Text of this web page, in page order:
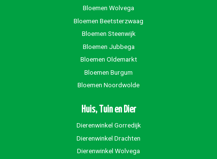
Bloemen Wolvega
Bloemen Beetsterzwaag
Bloemen Steenwijk
Bloemen Jubbega
Bloemen Oldemarkt
Bloemen Burgum
Bloemen Noordwolde
Huis, Tuin en Dier
Dierenwinkel Gorredijk
Dierenwinkel Drachten
Dierenwinkel Wolvega